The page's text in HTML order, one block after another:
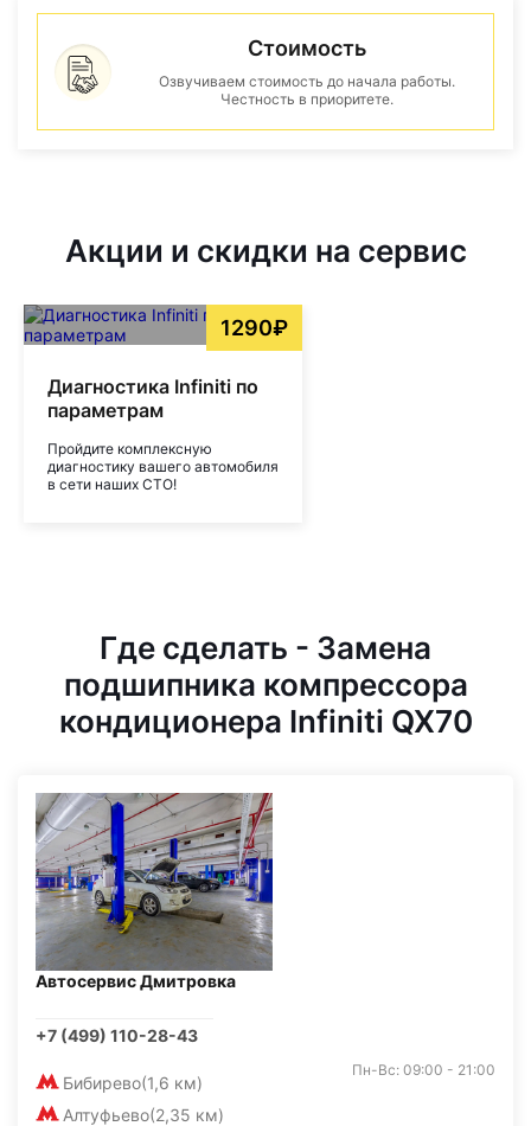
Стоимость
Озвучиваем стоимость до начала работы.
Честность в приоритете.
Акции и скидки на сервис
1290₽
Диагностика Infiniti по
параметрам
Пройдите комплексную
диагностику вашего автомобиля
в сети наших СТО!
Где сделать - Замена
подшипника компрессора
кондиционера Infiniti QX70
Автосервис Дмитровка
+7 (499) 110-28-43
Бибирево(1,6 км)
Алтуфьево(2,35 км)
Пн-Вс: 09:00 - 21:00